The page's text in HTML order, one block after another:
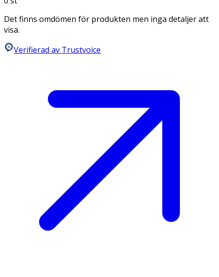
Det finns omdömen för produkten men inga detaljer att
visa.
Verifierad av Trustvoice